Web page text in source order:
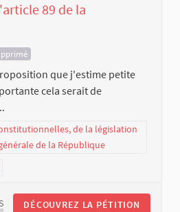
89 de la
que j'estime petite
cela serait de
de la législation
de la République
DÉCOUVREZ LA PÉTITION